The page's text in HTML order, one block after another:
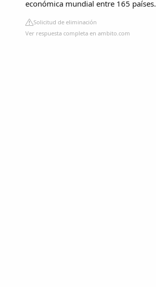
económica mundial entre 165 países.
Solicitud de eliminación
Ver respuesta completa en ambito.com